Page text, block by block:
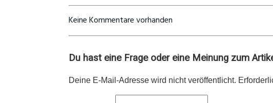
Keine Kommentare vorhanden
Du hast eine Frage oder eine Meinung zum
Deine E-Mail-Adresse wird nicht veröffentlicht.